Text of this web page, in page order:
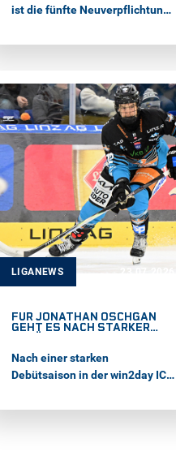
ist die fünfte Neuverpflichtung
Amerikaner, der zuletzt in der
Vienna Capitals einen
Perspektivkader mit jungen
Spielern ins Leben gerufen.
LIGANEWS
FÜR JONATHAN OSCHGAN
GEHT ES NACH STARKER
Nach einer starken
Debütsaison in der win2day ICE
Steinbach Black Wings Linz